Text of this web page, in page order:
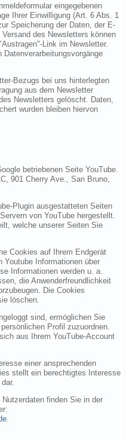
eingegebenen
Ihrer Einwilligung (Art. 6 Abs. 1
Speicherung der Daten, der E-
des Newsletters können
Link im Newsletter.
Bezugs bei uns hinterlegten
aus dem Newsletter
Newsletters gelöscht. Daten,
wurden bleiben hiervon
betriebenen Seite YouTube.
901 Cherry Ave., San Bruno,
Plugin ausgestatteten Seiten
von YouTube hergestellt.
welche unserer Seiten Sie
Cookies auf Ihrem Endgerät
Informationen über
Informationen werden u. a.
die Anwenderfreundlichkeit
Die Cookies
löschen.
sind, ermöglichen Sie
Profil zuzuordnen.
aus Ihrem YouTube-Account
einer ansprechenden
stellt ein berechtigtes Interesse
finden Sie in der